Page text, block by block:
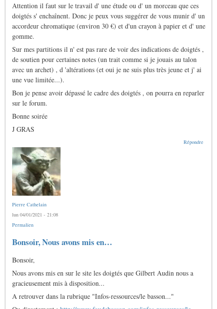
Attention il faut sur le travail d' une étude ou d' un morceau que ces
doigtés s' enchaînent. Donc je peux vous suggérer de vous munir d' un
accordeur chromatique (environ 30 €) et d'un crayon à papier et d' une
gomme.
Sur mes partitions il n' est pas rare de voir des indications de doigtés ,
de soutien pour certaines notes (un trait comme si je jouais au talon
avec un archet) , d 'altérations (et oui je ne suis plus très jeune et j' ai
une vue limitée...).
Bon je pense avoir dépassé le cadre des doigtés , on pourra en reparler
sur le forum.
Bonne soirée
J GRAS
Répondre
Pierre Cathelain
lun 04/01/2021 - 21:08
Permalien
Bonsoir, Nous avons mis en…
Bonsoir,
Nous avons mis en sur le site les doigtés que Gilbert Audin nous a
gracieusement mis à disposition...
A retrouver dans la rubrique "Infos-ressources/le basson..."